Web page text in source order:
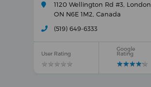
1120 Wellington Rd #3, London,
ON N6E 1M2, Canada
(519) 649-6333
User Rating
★★★★★
★★★★★
Google
Rating
★★★★★
★★★★★